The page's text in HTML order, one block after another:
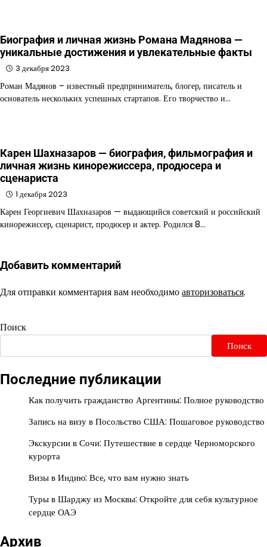
Биография и личная жизнь Романа Мадянова —
уникальные достижения и увлекательные факты
3 декабря 2023
Роман Мадянов – известный предприниматель, блогер, писатель и
основатель нескольких успешных стартапов. Его творчество и…
Карен Шахназаров — биография, фильмография и
личная жизнь кинорежиссера, продюсера и
сценариста
1 декабря 2023
Карен Георгиевич Шахназаров — выдающийся советский и российский
кинорежиссер, сценарист, продюсер и актер. Родился 8…
Добавить комментарий
Для отправки комментария вам необходимоавторизоваться.
Поиск
Поиск
Последние публикации
Как получить гражданство Аргентины: Полное руководство
Запись на визу в Посольство США: Пошаговое руководство
Экскурсии в Сочи: Путешествие в сердце Черноморского
курорта
Визы в Индию: Все, что вам нужно знать
Туры в Шарджу из Москвы: Откройте для себя культурное
сердце ОАЭ
Архив